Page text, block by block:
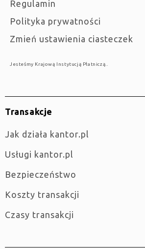
Regulamin
Polityka prywatności
Zmień ustawienia ciasteczek
Jesteśmy Krajową Instytucją Płatniczą..
Transakcje
jak działa kantor.pl
Usługi kantor.pl
Bezpieczeństwo
Koszty transakcji
Czasy transakcji